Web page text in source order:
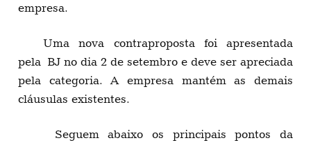
empresa.
Uma nova contraproposta foi apresentada
pela BJ no dia 2 de setembro e deve ser apreciada
pela categoria. A empresa mantém as demais
cláusulas existentes.
Seguem abaixo os principais pontos da